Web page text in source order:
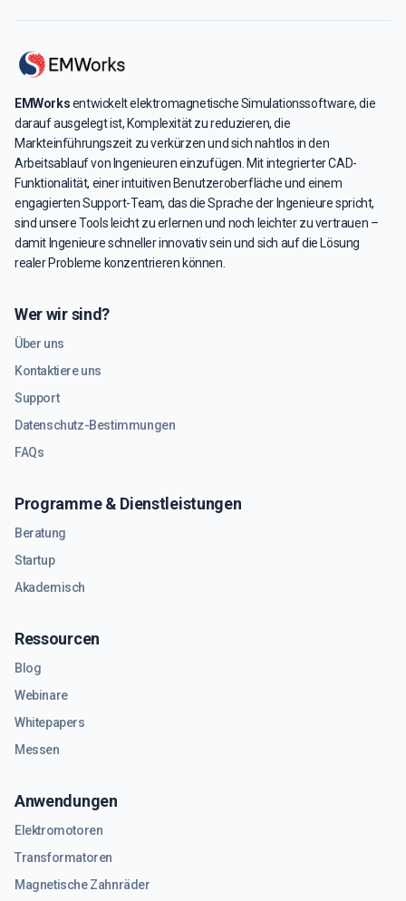
EMWorksentwickelt elektromagnetische Simulationssoftware, die
darauf ausgelegt ist, Komplexität zu reduzieren, die
Markteinführungszeit zu verkürzen und sich nahtlos in den
Arbeitsablauf von Ingenieuren einzufügen. Mit integrierter CAD-
Funktionalität, einer intuitiven Benutzeroberfläche und einem
engagierten Support-Team, das die Sprache der Ingenieure spricht,
sind unsere Tools leicht zu erlernen und noch leichter zu vertrauen –
damit Ingenieure schneller innovativ sein und sich auf die Lösung
realer Probleme konzentrieren können.
Wer wir sind?
Über uns
Kontaktiere uns
Support
Datenschutz-Bestimmungen
FAQs
Programme & Dienstleistungen
Beratung
Startup
Akademisch
Ressourcen
Blog
Webinare
Whitepapers
Messen
Anwendungen
Elektromotoren
Transformatoren
Magnetische Zahnräder